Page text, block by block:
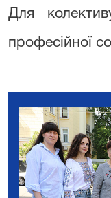
Для
професійної